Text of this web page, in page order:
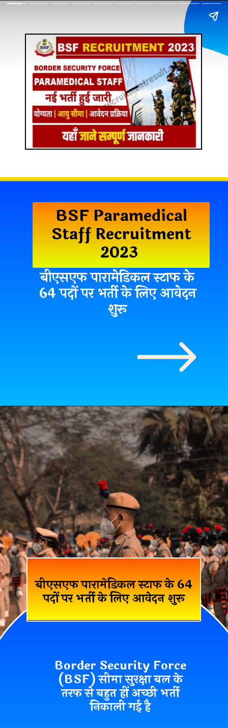
BSF Paramedical
Staff Recruitment
2023
बीएसएफ पारामेडिकल स्टाफ के
64 पदों पर भर्ती के लिए आवेदन
शुरू
बीएसएफ पारामेडिकल स्टाफ के 64
पदों पर भर्ती के लिए आवेदन शुरू
Border Security Force
(BSF) सीमा सुरक्षा बल के
तरफ से बहुत हीं अच्छी भर्ती
निकाली गई है